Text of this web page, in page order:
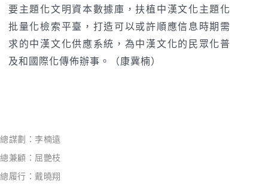
要主題化文明資本數據庫，扶植中漢文化主題化
批量化檢索平臺，打造可以或許順應信息時期需
求的中漢文化供應系統，為中漢文化的民眾化普
及和國際化傳佈辦事。（康冀楠）
總謀劃：李楠遠
總兼顧：屈艷枝
總履行：戴曉翔